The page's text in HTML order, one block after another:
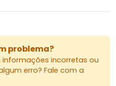
problema?
incorretas ou
erro? Fale com a